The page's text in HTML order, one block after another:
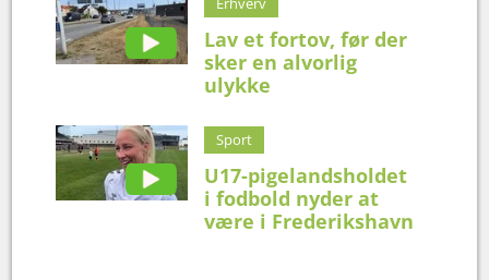
Lav et fortov, før der
sker en alvorlig
ulykke
Sport
U17-pigelandsholdet
i fodbold nyder at
være i Frederikshavn